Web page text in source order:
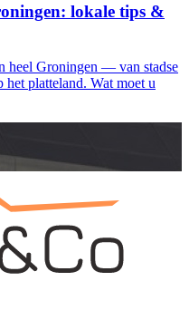
lokale tips &
heel Groningen — van stadse
het platteland. Wat moet u